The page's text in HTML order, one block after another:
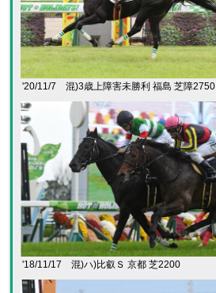
'20/11/7 混)3歳上障害未勝利 福島 芝障2750
'18/11/17 混)ハ)比叡Ｓ 京都 芝2200